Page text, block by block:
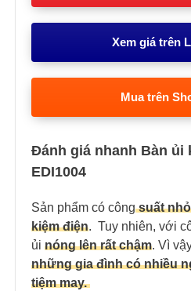
Xem giá trên
Mua trên
Đánh giá nhanh Bàn ủi
EDI1004
Sản phẩm có côngsuất nhỏ
kiệm điện. Tuy nhiên, với
ủi nóng lên rất chậm. Vì
những gia đình có nhiều
tiệm may.